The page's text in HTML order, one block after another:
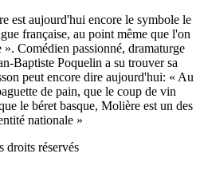
est aujourd'hui encore le symbole le
française, au point même que l'on
Comédien passionné, dramaturge
Baptiste Poquelin a su trouver sa
peut encore dire aujourd'hui: « Au
de pain, que le coup de vin
le béret basque, Molière est un des
nationale »
droits réservés